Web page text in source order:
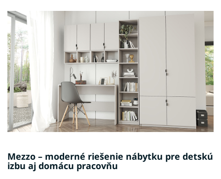
Mezzo – moderné riešenie nábytku pre detskú
izbu aj domácu pracovňu